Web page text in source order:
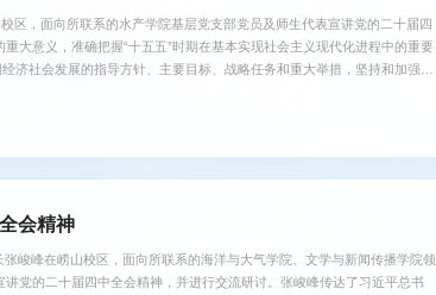
，面向所联系的水产学院基层党支部党员及师生代表宣讲党的二十届四
意义，准确把握“十五五”时期在基本实现社会主义现代化进程中的重要
济社会发展的指导方针、主要目标、战略任务和重大举措，坚持和加强党
展取得的重大成就和《中共中央关于制定国民经济和社会发展第十五个五
会精神
峻峰在崂山校区，面向所联系的海洋与大气学院、文学与新闻传播学院领
党的二十届四中全会精神，并进行交流研讨。张峻峰传达了习近平总书